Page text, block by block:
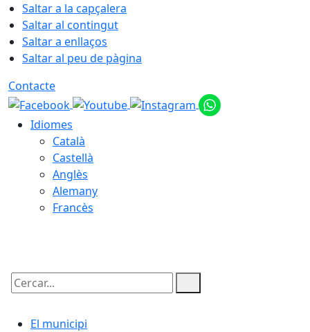
Saltar a la capçalera
Saltar al contingut
Saltar a enllaços
Saltar al peu de pàgina
Contacte
Idiomes
Català
Castellà
Anglès
Alemany
Francès
Cercar:
El municipi